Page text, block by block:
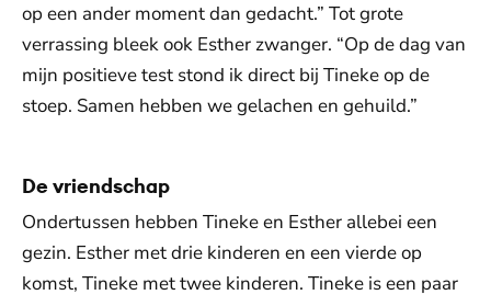
op een ander moment dan gedacht.” Tot grote
verrassing bleek ook Esther zwanger. “Op de dag van
mijn positieve test stond ik direct bij Tineke op de
stoep. Samen hebben we gelachen en gehuild.”
De vriendschap
Ondertussen hebben Tineke en Esther allebei een
gezin. Esther met drie kinderen en een vierde op
komst, Tineke met twee kinderen. Tineke is een paar